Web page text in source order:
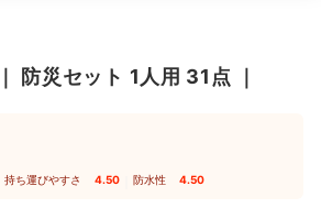
｜ 防災セット 1人用 31点 ｜
持ち運びやすさ 4.50 防水性 4.50